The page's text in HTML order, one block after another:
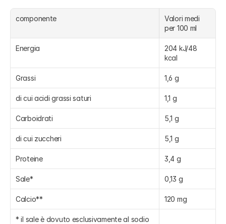
componente
Valori medi
per 100 ml
Energia
204 kJ/48
kcal
Grassi 1,6 g
di cui acidi grassi saturi 1,1 g
Carboidrati 5,1 g
di cui zuccheri 5,1 g
Proteine 3,4 g
Sale* 0,13 g
Calcio** 120 mg
* il sale è dovuto esclusivamente al sodio